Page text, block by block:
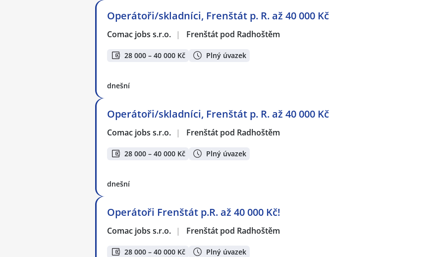
Operátoři/skladníci, Frenštát p. R. až 40 000 Kč
Comac jobs s.r.o. | Frenštát pod Radhoštěm
28 000 – 40 000 Kč Plný úvazek
dnešní
Operátoři/skladníci, Frenštát p. R. až 40 000 Kč
Comac jobs s.r.o. | Frenštát pod Radhoštěm
28 000 – 40 000 Kč Plný úvazek
dnešní
Operátoři Frenštát p.R. až 40 000 Kč!
Comac jobs s.r.o. | Frenštát pod Radhoštěm
28 000 – 40 000 Kč Plný úvazek